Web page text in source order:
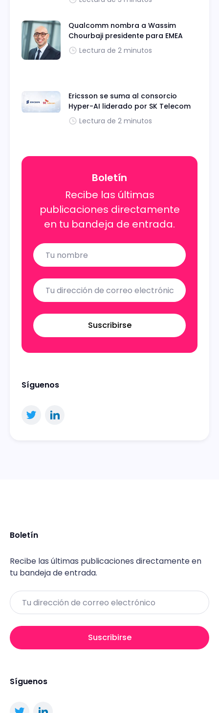
Qualcomm nombra a Wassim
Chourbaji presidente para EMEA
Lectura de 2 minutos
Ericsson se suma al consorcio
Hyper-AI liderado por SK Telecom
Lectura de 2 minutos
Boletín
Recibe las últimas
publicaciones directamente
en tu bandeja de entrada.
Name
Email
Suscribirse
Síguenos
Boletín
Recibe las últimas publicaciones directamente en
tu bandeja de entrada.
Email
Suscribirse
Síguenos